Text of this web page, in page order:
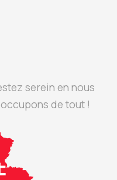
serein en nous
de tout !